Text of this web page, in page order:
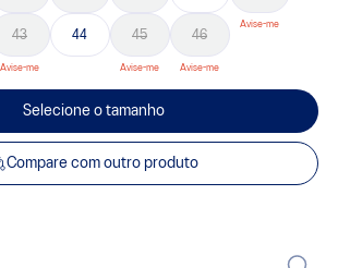
43 44 45 46
Selecione o tamanho
Compare com outro produto